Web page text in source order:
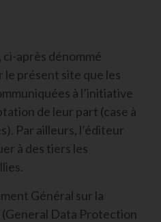
ci-après dénommé
le présent site que les
à l’initiative
de leur part (case à
Par ailleurs, l’éditeur
à des tiers les
Général sur la
Data Protection